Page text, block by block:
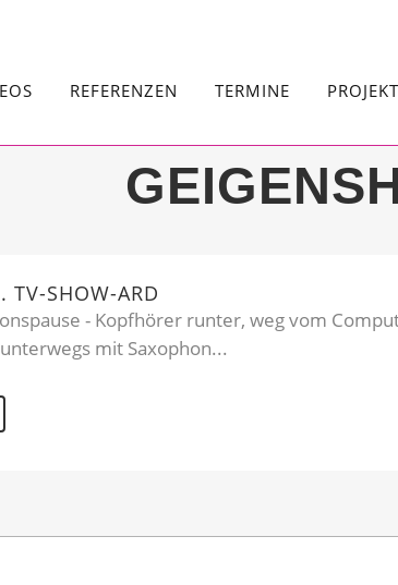
REFERENZEN TERMINE
TV-SHOW-ARD
- Kopfhörer runter, weg vom
mit Saxophon...